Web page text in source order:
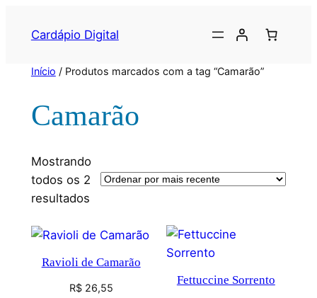
Cardápio Digital
Início / Produtos marcados com a tag “Camarão”
Camarão
Mostrando
todos os 2
resultados
Ravioli de Camarão
R$26,55
Fettuccine Sorrento